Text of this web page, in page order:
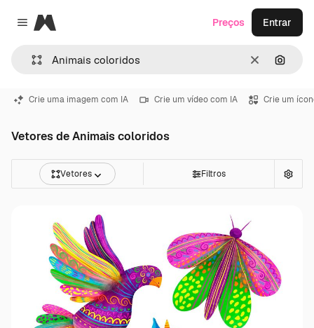
Close menu
Magnific
Limpar
Preços Entrar
Crie uma imagem com IA Crie um vídeo com IA Crie um
Vetores de Animais coloridos
Vetores Filtros